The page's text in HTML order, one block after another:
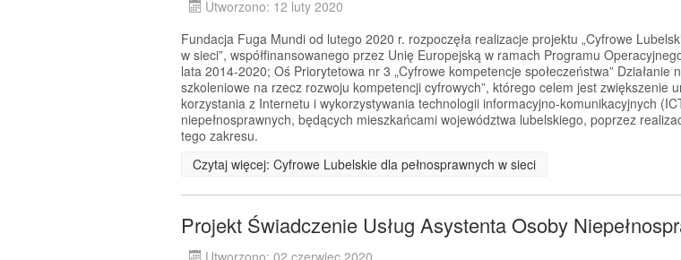
Utworzono: 12 luty 2020
Fundacja Fuga Mundi od lutego 2020 r. rozpoczęła realizacje projektu „Cyfrowe
w sieci”, współfinansowanego przez Unię Europejską w ramach Programu
lata 2014-2020; Oś Priorytetowa nr 3 „Cyfrowe kompetencje społeczeństwa” Działanie
szkoleniowe na rzecz rozwoju kompetencji cyfrowych”, którego celem jest zwiększenie
korzystania z Internetu i wykorzystywania technologii informacyjno-komunikacyjnych
niepełnosprawnych, będących mieszkańcami województwa lubelskiego, poprzez
tego zakresu.
Czytaj więcej: Cyfrowe Lubelskie dla pełnosprawnych w sieci
Projekt Świadczenie Usług Asystenta Osoby